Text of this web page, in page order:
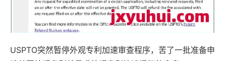
USPTO突然暂停外观专利加速审查程序，苦了一批准备申